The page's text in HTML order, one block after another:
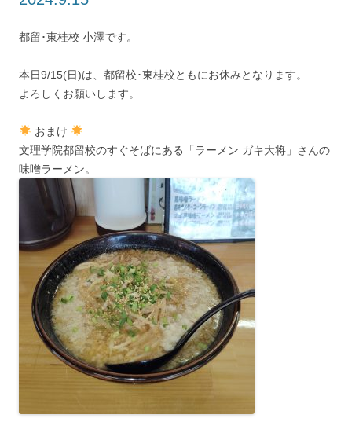
都留･東桂校 小澤です。
本日9/15(日)は、都留校･東桂校ともにお休みとなります。
よろしくお願いします。
おまけ
文理学院都留校のすぐそばにある「ラーメン ガキ大将」さんの
味噌ラーメン。